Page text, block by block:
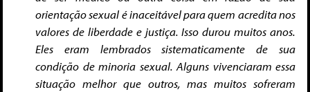
orientação sexual é inaceitável para quem acredita nos
valores de liberdade e justiça. Isso durou muitos anos.
Eles eram lembrados sistematicamente de sua
condição de minoria sexual. Alguns vivenciaram essa
situação melhor que outros, mas muitos sofreram